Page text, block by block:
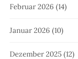
Februar 2026 (14)
Januar 2026 (10)
Dezember 2025 (12)